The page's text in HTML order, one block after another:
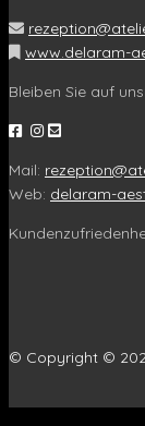
www.delaram-
Bleiben Sie auf
Mail:
Web: delaram-
© Copyright ©